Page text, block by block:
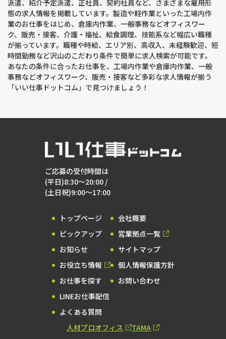
派遣、紹介予定派遣、正社員、契約社員など、さまざまな雇用形
態の求人情報を掲載しています。製造や軽作業といった工場内作
業のお仕事をはじめ、倉庫内作業、一般事務などオフィスワー
ク、販売・接客、介護・福祉、給食調理、技能系など幅広い職種
が揃っています。職種や時給、エリア別、高収入、未経験歓迎、短
時間勤務など沢山のこだわり条件で簡単に求人検索が可能です。
あなたの条件に合ったお仕事を、工場内作業や倉庫内作業、一般
事務などオフィスワーク、販売・接客など多彩な求人情報が揃う
「いい仕事ドットコム」で見つけましょう！
ご応募の受付時間は
(平日)8:30～20:00 /
(土日祝)9:00～17:00
トップページ
ピックアップ
お知らせ
お役立ち情報
お仕事を探す
LINEお仕事配信
よくある質問
会社概要
営業拠点一覧
サイトマップ
個人情報保護方針
お問い合わせ
人材プロオフィス TAMA